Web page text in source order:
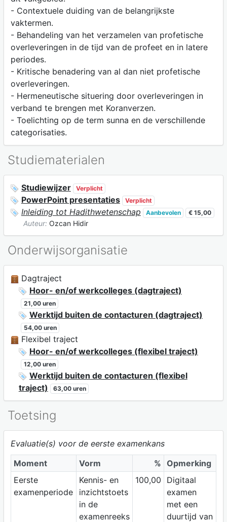
- Contextuele duiding van de belangrijkste
vaktermen.
- Behandeling van het verzamelen van profetische
overleveringen in de tijd van de profeet en in latere
periodes.
- Kritische benadering van al dan niet profetische
overleveringen.
- Hermeneutische situering door overleveringen in
verband te brengen met Koranverzen.
- Toelichting op de term sunna en de verschillende
categorisaties.
Studiematerialen
Studiewijzer Verplicht
PowerPoint presentaties Verplicht
Inleiding tot Hadithwetenschap Aanbevolen € 15,00
Auteur: Ozcan Hidir
Onderwijsorganisatie
Dagtraject
Hoor- en/of werkcolleges (dagtraject)
21,00 uren
Werktijd buiten de contacturen (dagtraject)
54,00 uren
Flexibel traject
Hoor- en/of werkcolleges (flexibel traject)
12,00 uren
Werktijd buiten de contacturen (flexibel
traject)
63,00 uren
Toetsing
Evaluatie(s) voor de eerste examenkans
Moment
Vorm % Opmerking
Eerste
examenperiode
Kennis- en
inzichtstoets
in de
examenreeks
100,00
Digitaal
examen
met een
duurtijd van